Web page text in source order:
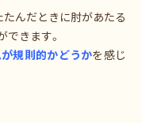
たんだときに肘があたる
できます。
規則的かどうかを感じ